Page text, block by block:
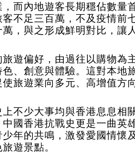
而內地遊客長期穩佔數量
不足三百萬，不及疫情前
，與之形成鮮明對比，讓
遊偏好，由過往以購物為
、創意與體驗。這對本地
旅遊業向多元、高增值方
不少大事均與香港息息相
國香港抗戰史更是一曲英
年的共鳴，激發愛國情懷
遊景點。